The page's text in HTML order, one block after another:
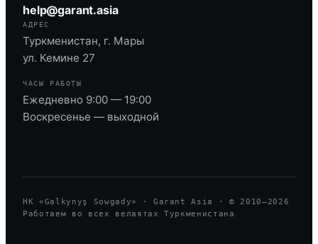
help@garant.asia
АДРЕС
Туркменистан, г. Мары
ул. Кемине 27
ЧАСЫ РАБОТЫ
Ежедневно 9:00 — 19:00
Воскресенье — выходной
HK «Galkynyş Sowgady» · Garant Asia · © 2010—2026
Работаем во всех велаятах Туркменистана